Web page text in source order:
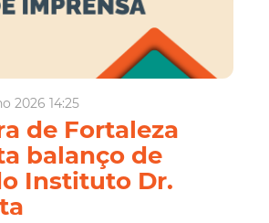
2026 14:25
de Fortaleza
balanço de
Instituto Dr.